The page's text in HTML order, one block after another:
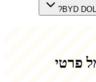
פרטי